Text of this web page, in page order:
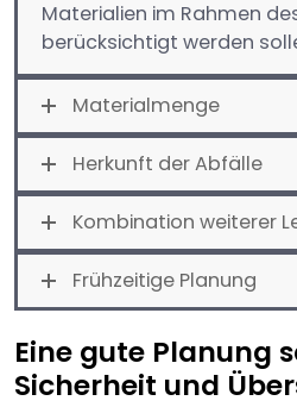
Materialien im Rahmen
berücksichtigt werden
Materialmenge
Herkunft der Abfälle
Kombination weiterer
Frühzeitige Planung
Eine gute Planung
Sicherheit und